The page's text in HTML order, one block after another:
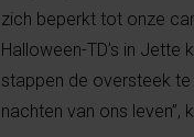
zich beperkt tot onze
Halloween-TD’s in
stappen de oversteek
nachten van ons leven”,